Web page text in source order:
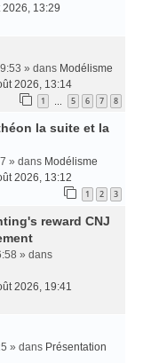
13:29
» dans Modélisme
2026, 13:14
1 5 6 7 8
la suite et la
» dans Modélisme
2026, 13:12
1 2 3
reward CNJ
» dans
2026, 19:41
» dans Présentation